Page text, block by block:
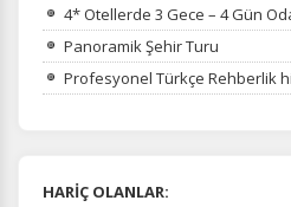
4* Otellerde 3 Gece – 4 Gün
Panoramik Şehir Turu
Profesyonel Türkçe Rehberlik
HARİÇ OLANLAR: